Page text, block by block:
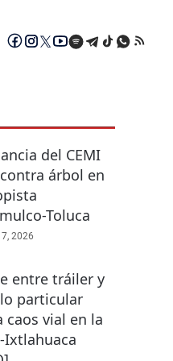
del CEMI
árbol en
Toluca
2026
entre tráiler y
particular
caos vial en la
Ixtlahuaca